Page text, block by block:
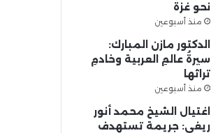
نحو غزة
منذ أسبوعين
الدكتور مازن المبارك:
سيرةُ عالمِ العربية وخادمِ
تراثها
منذ أسبوعين
اغتيال الشيخ محمد أنور
ريغي: جريمة تستهدف